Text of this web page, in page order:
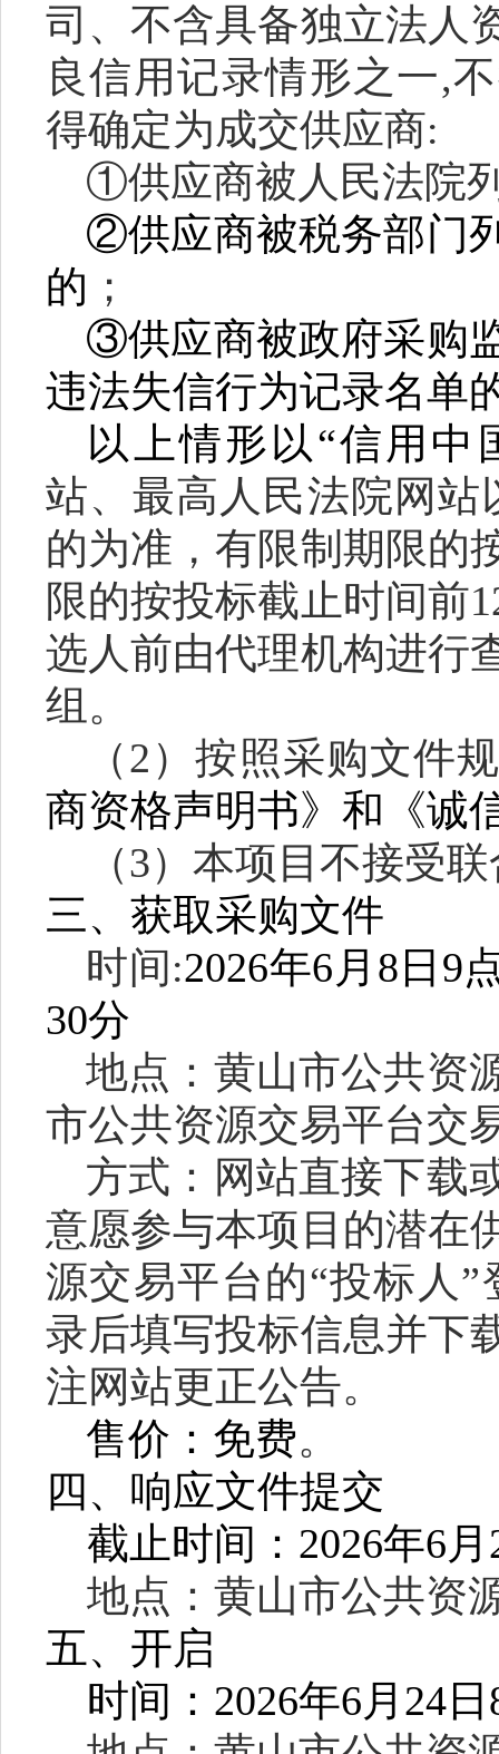
司、不含具备独立法人
良信用记录情形之一,
得确定为成交供应商:
①供应商被人民法院
②供应商被税务部门
的 ；
③供应商被政府采购
违法失信行为记录名单
以上情形以“信用中
站、最高人民法院网
的为准，有限制期限的
限的按投标截止时间前
选人前由代理机构进行
组。
（2）按照采购文件
商资格声明书》和《诚
（3）本项目不接受
三、获取采购文件
时间 :2026年6 月 8 日9
30分
地点：黄山市公共资
市公共资源交易平台交
方式：网站直接下载
意愿参与本项目的潜在
源交易平台的“投标人
录后填写投标信息并下
注网站更正公告。
售价： 免费。
四、响应文件提交
截止时间： 2026年6月
地点：黄山市公共资
五、开启
时间： 2026年6月 24日